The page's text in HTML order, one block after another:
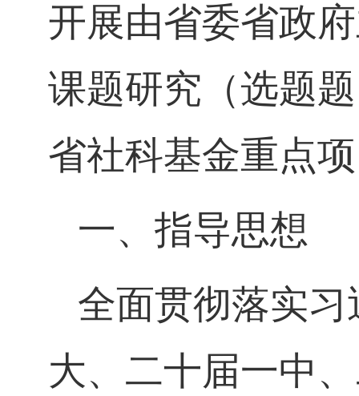
开展由省委省政
课题研究（选题
省社科基金重点
一、指导思想
全面贯彻落实
大、二十届一中